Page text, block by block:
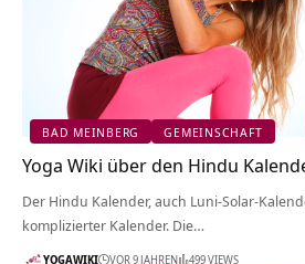
BAD MEINBERG GEMEINSCHAFT
Yoga Wiki über den Hindu
Der Hindu Kalender, auch Luni-Solar-
komplizierter Kalender. Die…
YOGAWIKI VOR 9 JAHREN 499 VIEWS